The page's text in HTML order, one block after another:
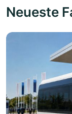
Neueste